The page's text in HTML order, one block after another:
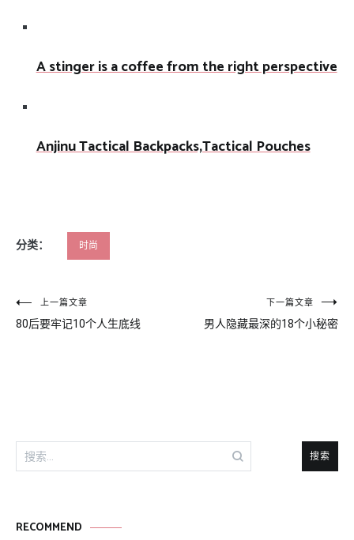
A stinger is a coffee from the right perspective
Anjinu Tactical Backpacks,Tactical Pouches
分类： 时尚
文
章
上一篇文章
80后要牢记10个人生底线
下一篇文章
男人隐藏最深的18个小秘密
搜
索：
RECOMMEND